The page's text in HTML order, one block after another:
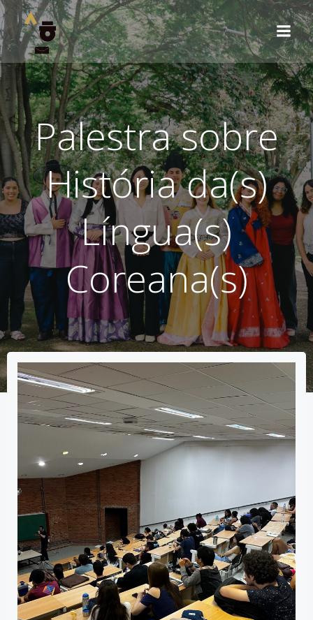
Pular
para
o
conteúdo
Palestra sobre
História da(s)
Língua(s)
Coreana(s)